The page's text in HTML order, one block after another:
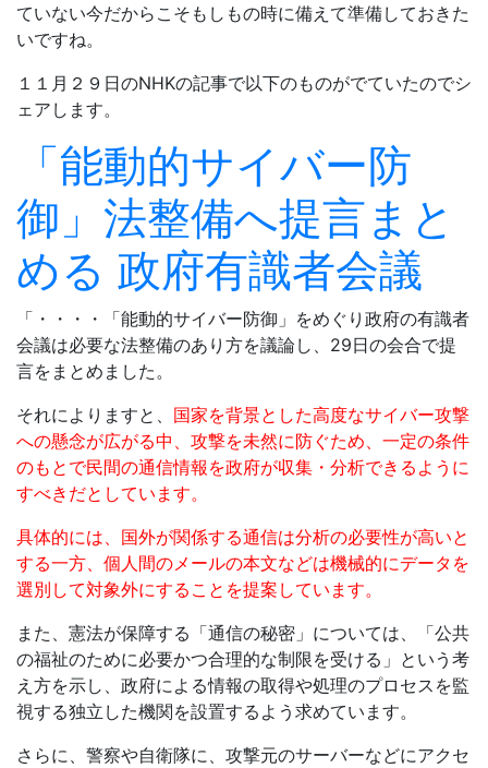
ていない今だからこそもしもの時に備えて準備しておきた
いですね。
１１月２９日のNHKの記事で以下のものがでていたのでシ
ェアします。
「能動的サイバー防
御」法整備へ提言まと
める 政府有識者会議
「・・・・「能動的サイバー防御」をめぐり政府の有識者
会議は必要な法整備のあり方を議論し、29日の会合で提
言をまとめました。
それによりますと、 国家を背景とした高度なサイバー攻撃
への懸念が広がる中、攻撃を未然に防ぐため、一定の条件
のもとで民間の通信情報を政府が収集・分析できるように
すべきだとしています。
具体的には、国外が関係する通信は分析の必要性が高いと
する一方、個人間のメールの本文などは機械的にデータを
選別して対象外にすることを提案しています。
また、憲法が保障する「通信の秘密」については、「公共
の福祉のために必要かつ合理的な制限を受ける」という考
え方を示し、政府による情報の取得や処理のプロセスを監
視する独立した機関を設置するよう求めています。
さらに、警察や自衛隊に、攻撃元のサーバーなどにアクセ